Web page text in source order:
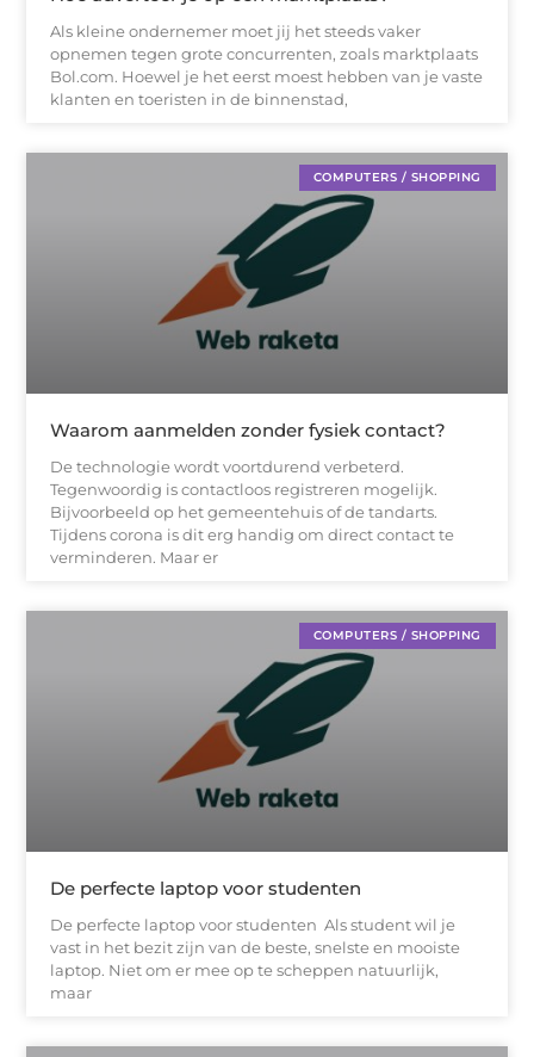
Als kleine ondernemer moet jij het steeds vaker
opnemen tegen grote concurrenten, zoals marktplaats
Bol.com. Hoewel je het eerst moest hebben van je vaste
klanten en toeristen in de binnenstad,
COMPUTERS / SHOPPING
Waarom aanmelden zonder fysiek contact?
De technologie wordt voortdurend verbeterd.
Tegenwoordig is contactloos registreren mogelijk.
Bijvoorbeeld op het gemeentehuis of de tandarts.
Tijdens corona is dit erg handig om direct contact te
verminderen. Maar er
COMPUTERS / SHOPPING
De perfecte laptop voor studenten
De perfecte laptop voor studenten Als student wil je
vast in het bezit zijn van de beste, snelste en mooiste
laptop. Niet om er mee op te scheppen natuurlijk,
maar